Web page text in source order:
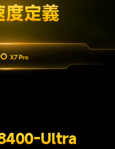
度定義
Ultra